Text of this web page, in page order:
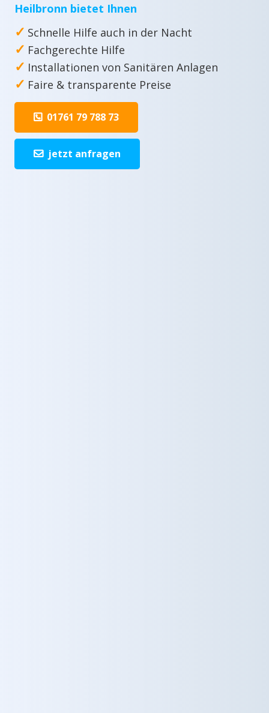
Heilbronn bietet Ihnen
✓ Schnelle Hilfe auch in der Nacht
✓ Fachgerechte Hilfe
✓ Installationen von Sanitären Anlagen
✓ Faire & transparente Preise
01761 79 788 73
jetzt anfragen